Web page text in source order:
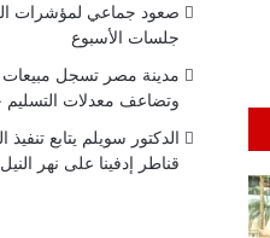
صعود جماعي لمؤشرات
جلسات الأسبوع
وتضاعف معدلات التسليم
الدكتور سويلم يتابع
قناطر إدفينا على نهر النيل